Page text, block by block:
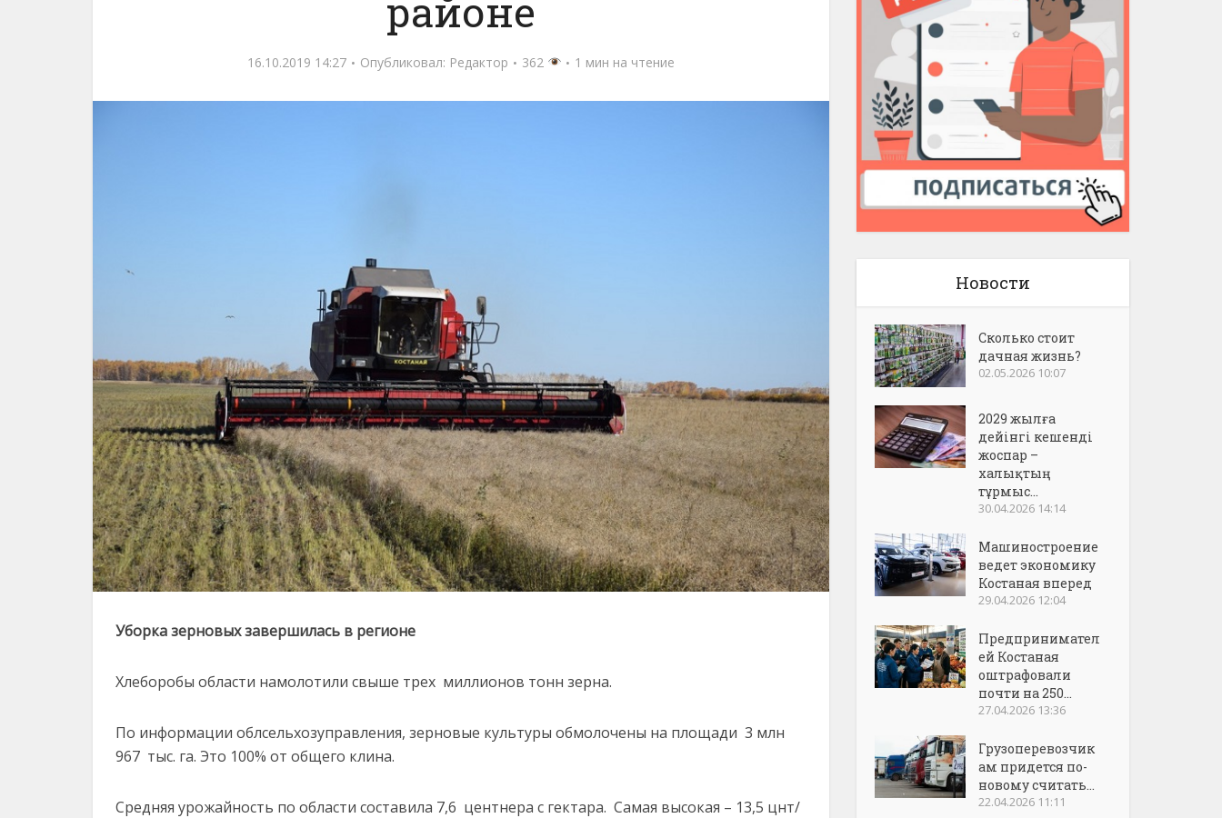
районе
16.10.2019 14:27 Опубликовал: Редактор 362 1 мин на чтение
Уборка зерновых завершилась в регионе
Хлеборобы области намолотили свыше трех миллионов тонн зерна.
По информации облсельхозуправления, зерновые культуры обмолочены на площади 3 млн
967 тыс. га. Это 100% от общего клина.
Средняя урожайность по области составила 7,6 центнера с гектара. Самая высокая – 13,5 цнт/
Новости
Сколько стоит
дачная жизнь?
02.05.2026 10:07
2029 жылға
дейінгі кешенді
жоспар –
халықтың
тұрмыс...
30.04.2026 14:14
Машиностроение
ведет экономику
Костаная вперед
29.04.2026 12:04
Предпринимател
ей Костаная
оштрафовали
почти на 250...
27.04.2026 13:36
Грузоперевозчик
ам придется по-
новому считать...
22.04.2026 11:11